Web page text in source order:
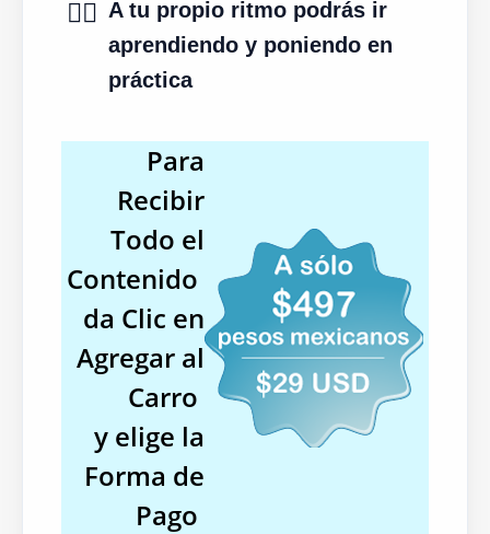
✍🏻 A tu propio ritmo podrás ir
aprendiendo y poniendo en
práctica
Para
Recibir
Todo el
Contenido
da Clic en
Agregar al
Carro
y elige la
Forma de
Pago